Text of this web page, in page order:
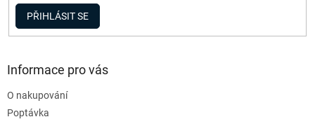
PŘIHLÁSIT SE
Informace pro vás
O nakupování
Poptávka